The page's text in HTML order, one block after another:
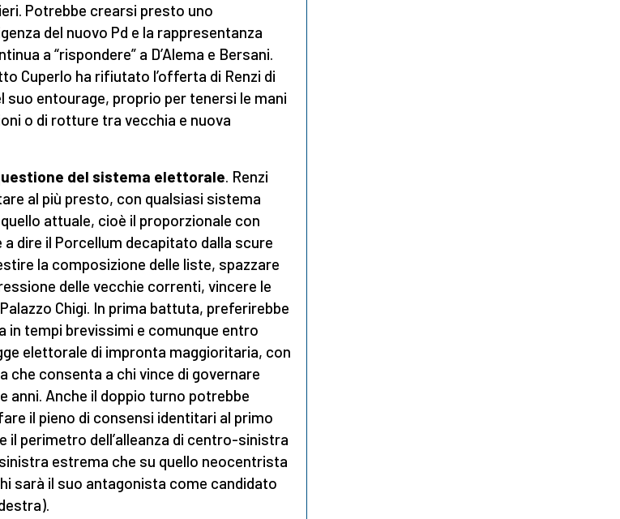
Potrebbe crearsi presto uno
del nuovo Pd e la rappresentanza
a “rispondere” a D’Alema e Bersani.
Cuperlo ha rifiutato l’offerta di Renzi di
suo entourage, proprio per tenersi le mani
o di rotture tra vecchia e nuova
del sistema elettorale. Renzi
al più presto, con qualsiasi sistema
attuale, cioè il proporzionale con
a dire il Porcellum decapitato dalla scure
la composizione delle liste, spazzare
delle vecchie correnti, vincere le
Chigi. In prima battuta, preferirebbe
in tempi brevissimi e comunque entro
elettorale di impronta maggioritaria, con
che consenta a chi vince di governare
anni. Anche il doppio turno potrebbe
il pieno di consensi identitari al primo
il perimetro dell’alleanza di centro-sinistra
estrema che su quello neocentrista
sarà il suo antagonista come candidato